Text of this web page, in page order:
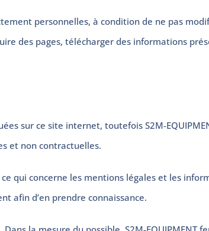
personnelles, à condition de ne pas
des pages, télécharger des informations
sur ce site internet, toutefois S2M-
et non contractuelles.
qui concerne les mentions légales et les
afin d’en prendre connaissance.